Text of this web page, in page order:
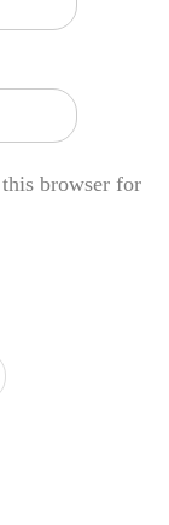
browser for